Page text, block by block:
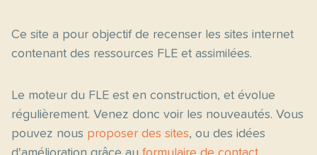
Ce site a pour objectif de recenser les sites internet
contenant des ressources FLE et assimilées.
Le moteur du FLE est en construction, et évolue
régulièrement. Venez donc voir les nouveautés. Vous
pouvez nous proposer des sites, ou des idées